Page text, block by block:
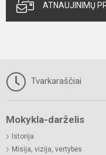
ATNAUJINIMŲ
Tvarkaraščiai
Mokykla-darželis
Istorija
Misija, vizija, vertybės